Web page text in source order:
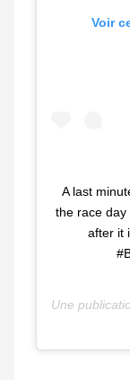
Voir
A last
the race day
after it
Une